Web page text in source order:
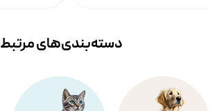
دسته‌بندی‌‌های مرتبط